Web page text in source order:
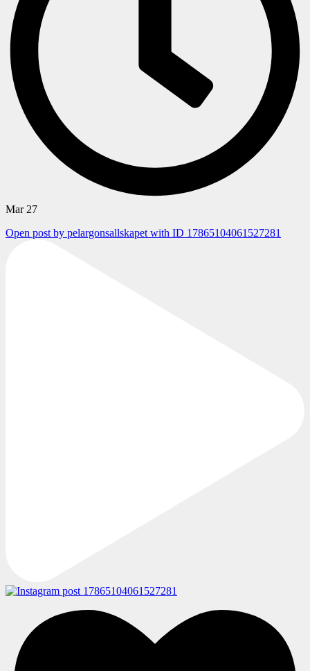
Mar 27
Open post by pelargonsallskapet with ID 17865104061527281